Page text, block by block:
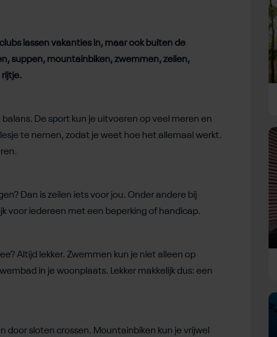
lassen vakanties in, maar ook buiten de
suppen, mountainbiken, zwemmen, zeilen,
De sport kun je uitvoeren op veel meren en
te nemen, zodat je weet hoe het allemaal werkt.
Dan is zeilen iets voor jou. Onder andere bij
voor iedereen met een beperking of handicap.
Altijd lekker. Zwemmen kun je niet alleen op
in je woonplaats. Lekker makkelijk dus: een
door sloten crossen. Mountainbiken kun je vrijwel